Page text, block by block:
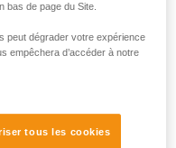
bas de page du Site.
peut dégrader votre expérience
empêchera d’accéder à notre
tous les cookies